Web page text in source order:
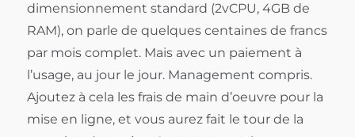
dimensionnement standard (2vCPU, 4GB de
RAM), on parle de quelques centaines de francs
par mois complet. Mais avec un paiement à
l’usage, au jour le jour. Management compris.
Ajoutez à cela les frais de main d’oeuvre pour la
mise en ligne, et vous aurez fait le tour de la